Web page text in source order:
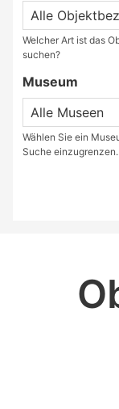
Welcher Art ist das
suchen?
Museum
Wählen Sie ein
Suche einzugrenzen.